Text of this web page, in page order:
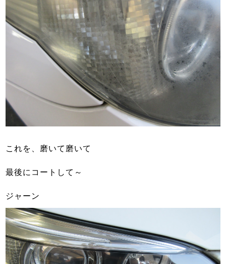
これを、磨いて磨いて
最後にコートして～
ジャーン